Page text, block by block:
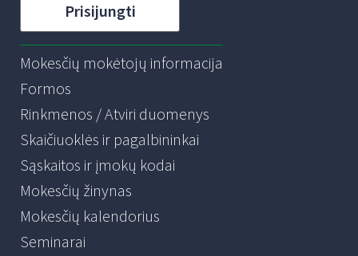
Prisijungti
Mokesčių mokėtojų informacija
Formos
Rinkmenos / Atviri duomenys
Skaičiuoklės ir pagalbininkai
Sąskaitos ir įmokų kodai
Mokesčių žinynas
Mokesčių kalendorius
Seminarai